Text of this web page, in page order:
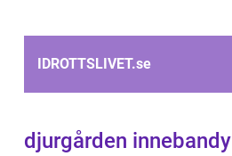
IDROTTSLIVET.se
djurgården innebandy